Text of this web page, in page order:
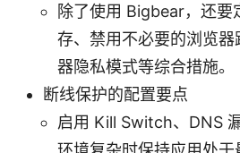
除了使用 Bigbear，还要
存、禁用不必要的浏览
器隐私模式等综合措施。
断线保护的配置要点
启用 Kill Switch、DNS